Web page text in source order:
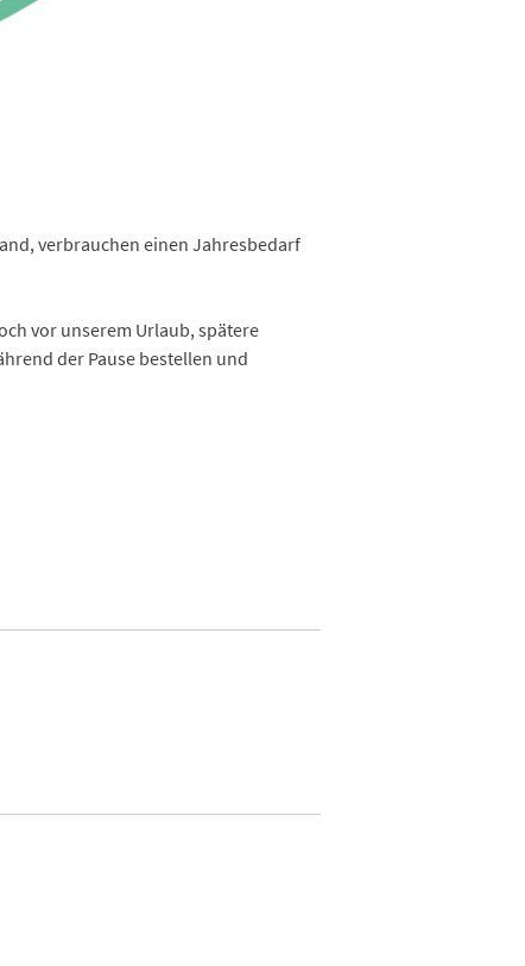
verbrauchen einen Jahresbedarf
vor unserem Urlaub, spätere
der Pause bestellen und